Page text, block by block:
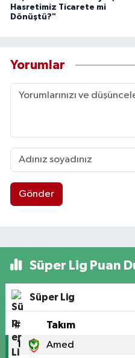
Hasretimiz Ticarete mi
Dönüştü?"
Yorumlar
Gönder
Süper Lig Puan
Süper Lig
# Takım
1 Amed